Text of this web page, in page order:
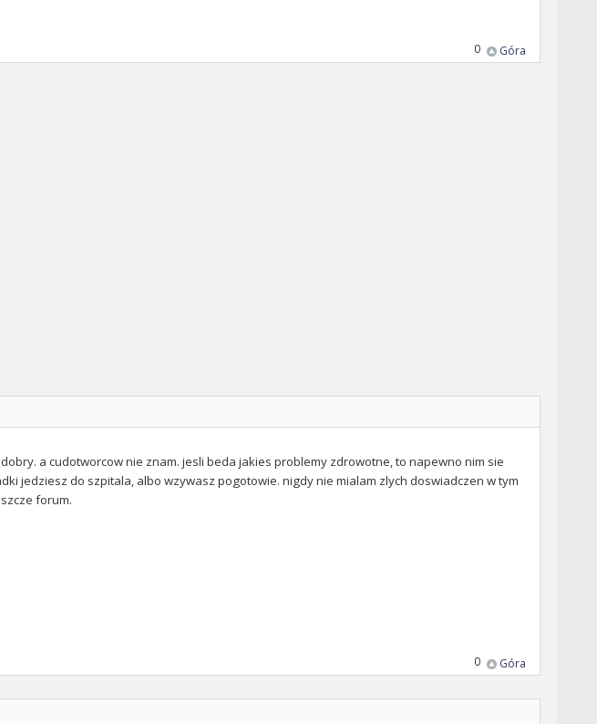
Góra
0
a cudotworcow nie znam. jesli beda jakies problemy zdrowotne, to napewno nim sie
jedziesz do szpitala, albo wzywasz pogotowie. nigdy nie mialam zlych doswiadczen w tym
forum.
Góra
0